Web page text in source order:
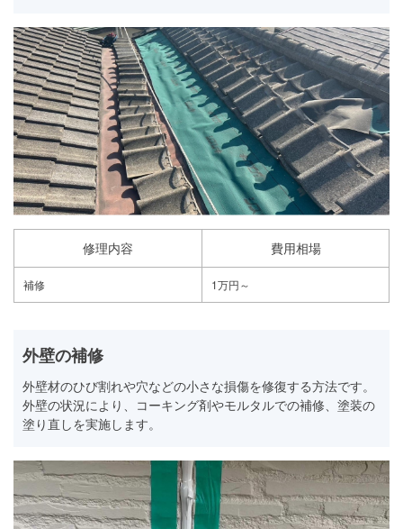
修理内容 費用相場
補修 1万円～
外壁の補修
外壁材のひび割れや穴などの小さな損傷を修復する方法です。
外壁の状況により、コーキング剤やモルタルでの補修、塗装の
塗り直しを実施します。